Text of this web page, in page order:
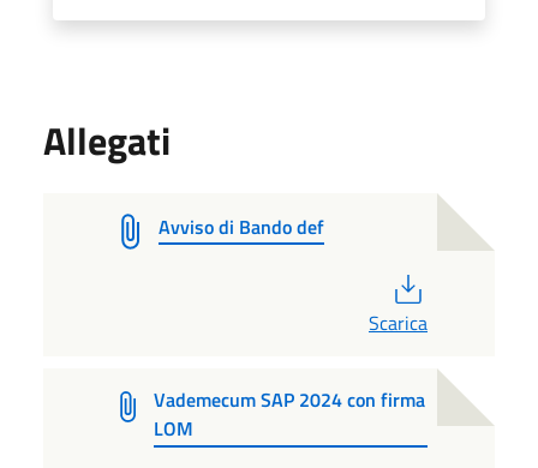
Allegati
Avviso di Bando def
Scarica
Vademecum SAP 2024 con firma
LOM